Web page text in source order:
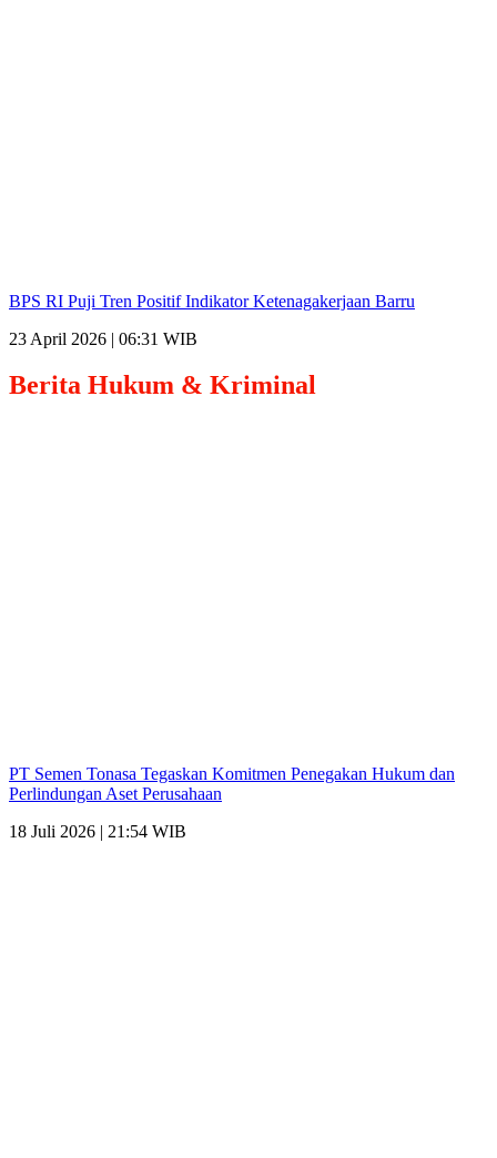
BPS RI Puji Tren Positif Indikator Ketenagakerjaan Barru
23 April 2026 | 06:31 WIB
Berita Hukum & Kriminal
PT Semen Tonasa Tegaskan Komitmen Penegakan Hukum dan
Perlindungan Aset Perusahaan
18 Juli 2026 | 21:54 WIB